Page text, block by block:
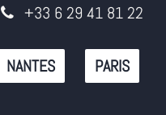
+33 6 29 41 81 22
NANTES PARIS